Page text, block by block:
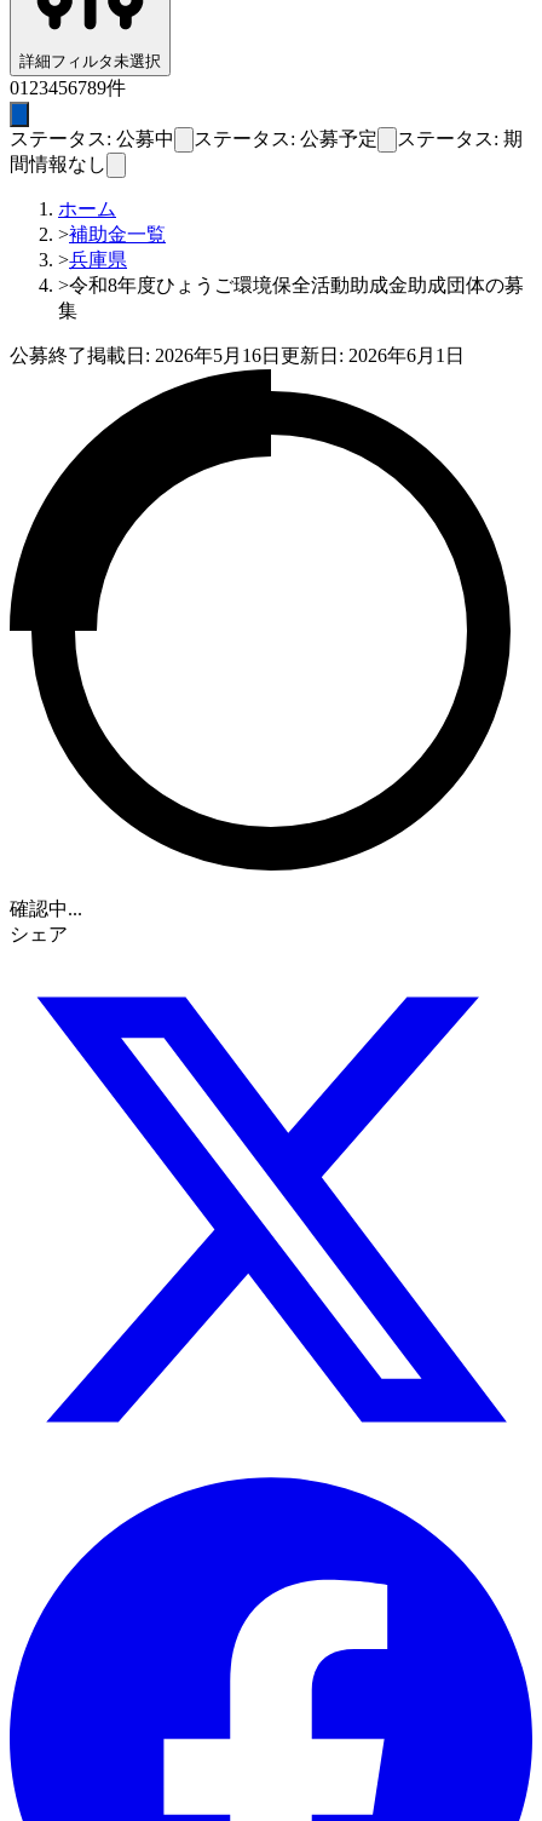
詳細フィルタ未選択
01 23456789件
ステータス: 公募中 ステータス: 公募予定
ステータス: 期
間情報なし
ホーム
>補助金一覧
>兵庫県
>令和8年度ひょうご環境保全活動助成金助成団体の募
集
公募終了掲載日: 2026年5月16日 更新日: 2026年6月1日
確認中...
シェア